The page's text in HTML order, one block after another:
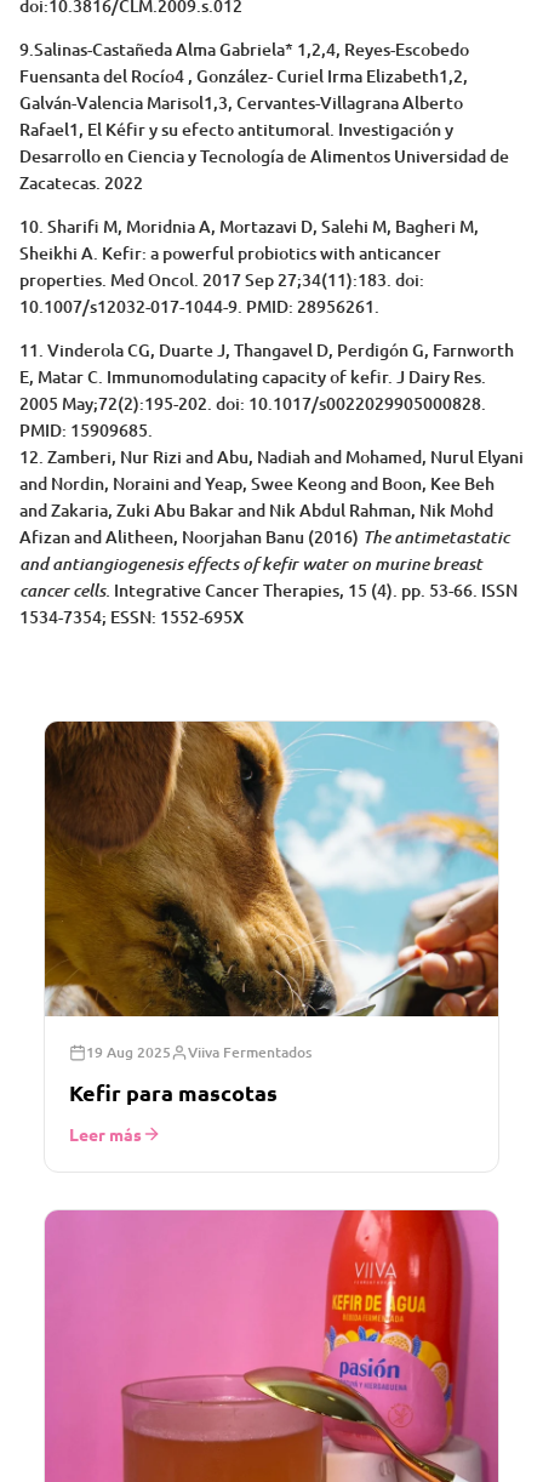
doi:10.3816/CLM.2009.s.012
9.Salinas-Castañeda Alma Gabriela* 1,2,4, Reyes-Escobedo
Fuensanta del Rocío4 , González- Curiel Irma Elizabeth1,2,
Galván-Valencia Marisol1,3, Cervantes-Villagrana Alberto
Rafael1, El Kéfir y su efecto antitumoral. Investigación y
Desarrollo en Ciencia y Tecnología de Alimentos Universidad de
Zacatecas. 2022
10. Sharifi M, Moridnia A, Mortazavi D, Salehi M, Bagheri M,
Sheikhi A. Kefir: a powerful probiotics with anticancer
properties. Med Oncol. 2017 Sep 27;34(11):183. doi:
10.1007/s12032-017-1044-9. PMID: 28956261.
11. Vinderola CG, Duarte J, Thangavel D, Perdigón G, Farnworth
E, Matar C. Immunomodulating capacity of kefir. J Dairy Res.
2005 May;72(2):195-202. doi: 10.1017/s0022029905000828.
PMID: 15909685.
12. Zamberi, Nur Rizi and Abu, Nadiah and Mohamed, Nurul Elyani
and Nordin, Noraini and Yeap, Swee Keong and Boon, Kee Beh
and Zakaria, Zuki Abu Bakar and Nik Abdul Rahman, Nik Mohd
Afizan and Alitheen, Noorjahan Banu (2016) The antimetastatic
and antiangiogenesis effects of kefir water on murine breast
cancer cells. Integrative Cancer Therapies, 15 (4). pp. 53-66. ISSN
1534-7354; ESSN: 1552-695X
19 Aug 2025 Viiva Fermentados
Kefir para mascotas
Leer más